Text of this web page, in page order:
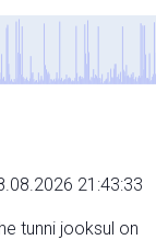
21:43:33
tunni jooksul on